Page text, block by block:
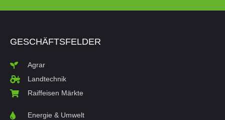
GESCHÄFTSFELDER
Agrar
Landtechnik
Raiffeisen Märkte
Energie & Umwelt